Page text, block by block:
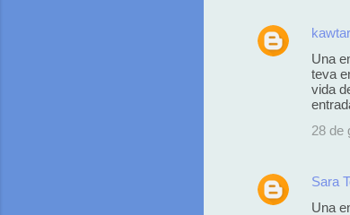
C
a
Una
teva
vida
28 de
Sara
Una